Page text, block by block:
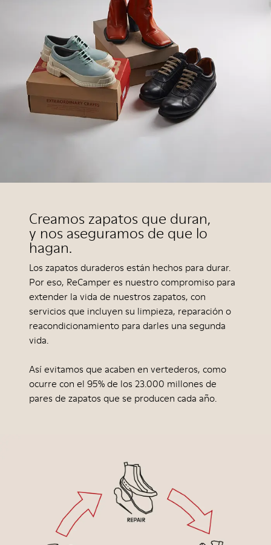
Creamos zapatos que duran,
y nos aseguramos de que lo
hagan.
Los zapatos duraderos están hechos para durar.
Por eso, ReCamper es nuestro compromiso para
extender la vida de nuestros zapatos, con
servicios que incluyen su limpieza, reparación o
reacondicionamiento para darles una segunda
vida.
Así evitamos que acaben en vertederos, como
ocurre con el 95% de los 23.000 millones de
pares de zapatos que se producen cada año.